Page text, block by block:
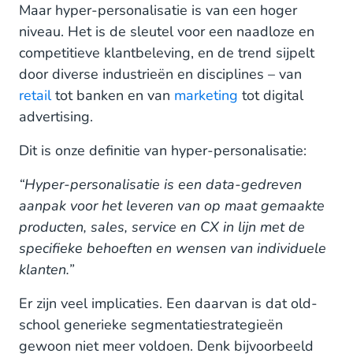
Maar hyper-personalisatie is van een hoger
niveau. Het is de sleutel voor een naadloze en
competitieve klantbeleving, en de trend sijpelt
door diverse industrieën en disciplines – van
retailtot banken en van marketing tot digital
advertising.
Dit is onze definitie van hyper-personalisatie:
“Hyper-personalisatie is een data-gedreven
aanpak voor het leveren van op maat gemaakte
producten, sales, service en CX in lijn met de
specifieke behoeften en wensen van individuele
klanten.”
Er zijn veel implicaties. Een daarvan is dat old-
school generieke segmentatiestrategieën
gewoon niet meer voldoen. Denk bijvoorbeeld